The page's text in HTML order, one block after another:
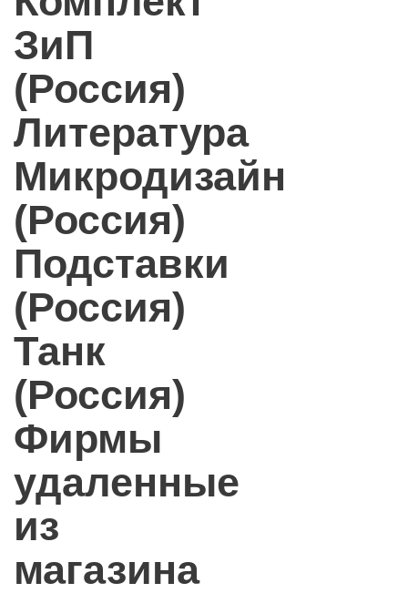
ЗиП
(Россия)
Литература
Микродизайн
(Россия)
Подставки
(Россия)
Танк
(Россия)
Фирмы
удаленные
из
магазина